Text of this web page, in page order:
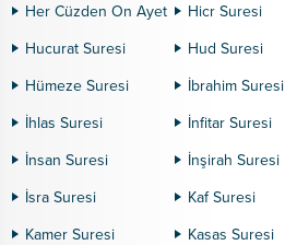
Her Cüzden On Ayet
Hicr Suresi
Hucurat Suresi
Hud Suresi
Hümeze Suresi
İbrahim Suresi
İhlas Suresi
İnfitar Suresi
İnsan Suresi
İnşirah Suresi
İsra Suresi
Kaf Suresi
Kamer Suresi
Kasas Suresi